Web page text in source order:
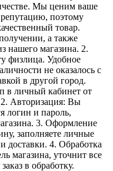
Мы ценим ваше
поэтому
товар.
а также
нашего магазина. 2.
физлица. Удобное
не оказалось с
в другой город.
в личный кабинет от
2. Авторизация: Вы
логин и пароль,
3. Оформление
заполняете личные
доставки. 4. Обработка
магазина, уточнит все
в обработку.